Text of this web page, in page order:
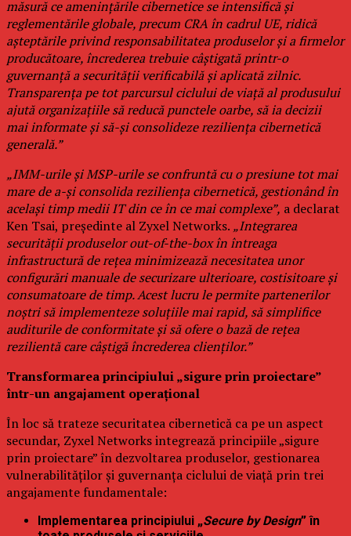
măsură ce amenințările cibernetice se intensifică și
reglementările globale, precum CRA în cadrul UE, ridică
așteptările privind responsabilitatea produselor și a firmelor
producătoare, încrederea trebuie câștigată printr-o
guvernanță a securității verificabilă și aplicată zilnic.
Transparența pe tot parcursul ciclului de viață al produsului
ajută organizațiile să reducă punctele oarbe, să ia decizii
mai informate și să-și consolideze reziliența cibernetică
generală.”
„IMM-urile și MSP-urile se confruntă cu o presiune tot mai
mare de a-și consolida reziliența cibernetică, gestionând în
același timp medii IT din ce în ce mai complexe”, a declarat
Ken Tsai, președinte al Zyxel Networks. „Integrarea
securității produselor out-of-the-box în întreaga
infrastructură de rețea minimizează necesitatea unor
configurări manuale de securizare ulterioare, costisitoare și
consumatoare de timp. Acest lucru le permite partenerilor
noștri să implementeze soluțiile mai rapid, să simplifice
auditurile de conformitate și să ofere o bază de rețea
rezilientă care câștigă încrederea clienților.”
Transformarea principiului „sigure prin proiectare”
într-un angajament operațional
În loc să trateze securitatea cibernetică ca pe un aspect
secundar, Zyxel Networks integrează principiile „sigure
prin proiectare” în dezvoltarea produselor, gestionarea
vulnerabilităților și guvernanța ciclului de viață prin trei
angajamente fundamentale:
Implementarea principiului „Secure by Design” în